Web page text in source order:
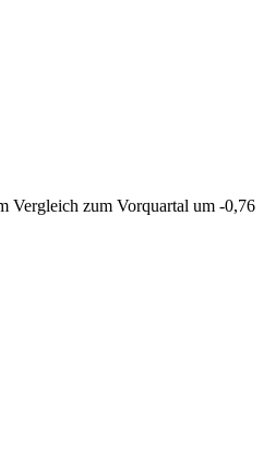
Vergleich zum Vorquartal um -0,76